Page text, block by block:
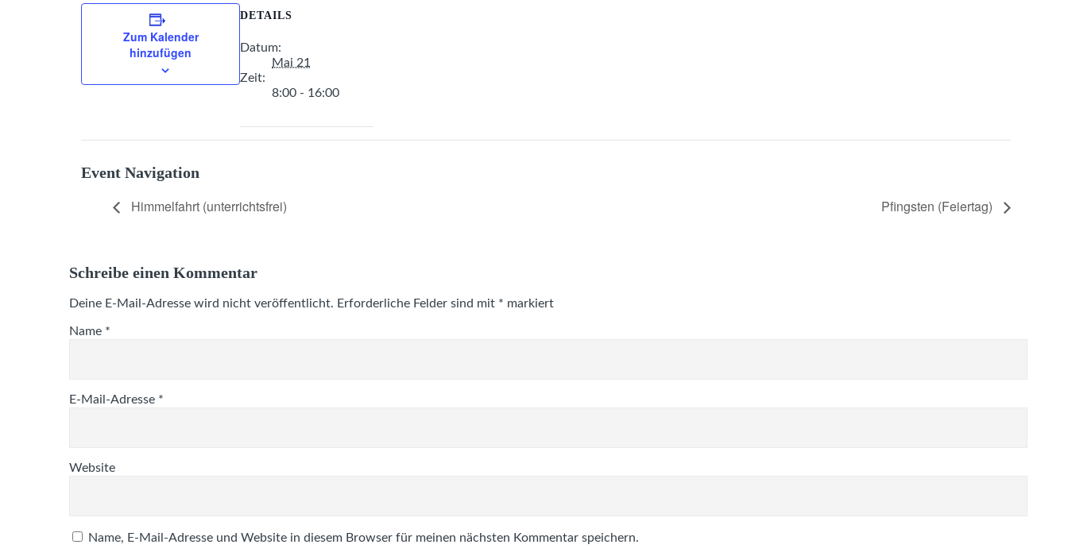
Zum Kalender
hinzufügen
DETAILS
Datum:
Mai 21
Zeit:
8:00 - 16:00
Event Navigation
Himmelfahrt (unterrichtsfrei) Pfingsten (Feiertag)
Schreibe einen Kommentar
Deine E-Mail-Adresse wird nicht veröffentlicht. Erforderliche Felder sind mit * markiert
Name *
E-Mail-Adresse *
Website
Name, E-Mail-Adresse und Website in diesem Browser für meinen nächsten Kommentar speichern.